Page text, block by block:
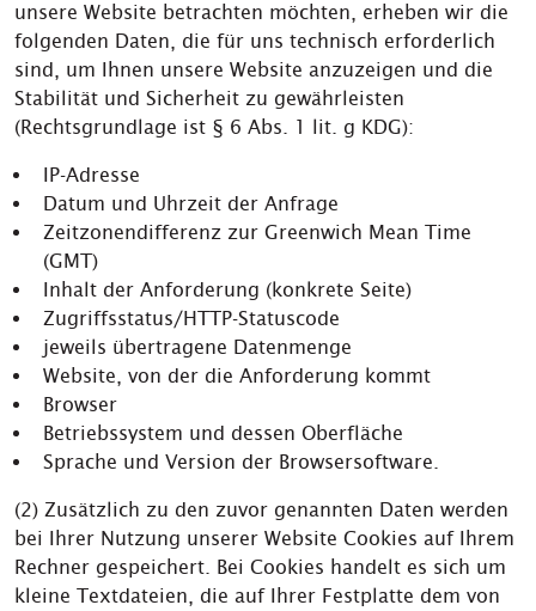
unsere Website betrachten möchten, erheben wir die
folgenden Daten, die für uns technisch erforderlich
sind, um Ihnen unsere Website anzuzeigen und die
Stabilität und Sicherheit zu gewährleisten
(Rechtsgrundlage ist § 6 Abs. 1 lit. g KDG):
IP-Adresse
Datum und Uhrzeit der Anfrage
Zeitzonendifferenz zur Greenwich Mean Time
(GMT)
Inhalt der Anforderung (konkrete Seite)
Zugriffsstatus/HTTP-Statuscode
jeweils übertragene Datenmenge
Website, von der die Anforderung kommt
Browser
Betriebssystem und dessen Oberfläche
Sprache und Version der Browsersoftware.
(2) Zusätzlich zu den zuvor genannten Daten werden
bei Ihrer Nutzung unserer Website Cookies auf Ihrem
Rechner gespeichert. Bei Cookies handelt es sich um
kleine Textdateien, die auf Ihrer Festplatte dem von